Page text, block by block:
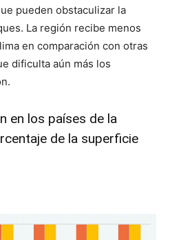
pueden obstaculizar la
La región recibe menos
en comparación con otras
dificulta aún más los
en los países de la
de la superficie